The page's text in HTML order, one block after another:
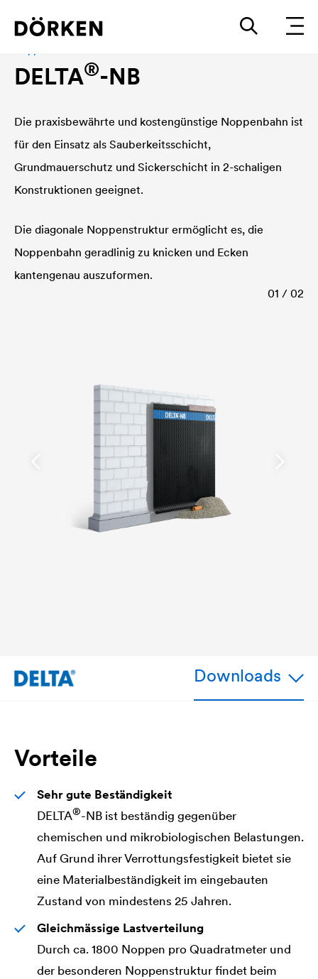
DELTA®-NB
Die praxisbewährte und kostengünstige Noppenbahn ist
für den Einsatz als Sauberkeitsschicht,
Grundmauerschutz und Sickerschicht in 2-schaligen
Konstruktionen geeignet.
Die diagonale Noppenstruktur ermöglicht es, die
Noppenbahn geradlinig zu knicken und Ecken
kantengenau auszuformen.
01 / 02
Downloads
Vorteile
Sehr gute Beständigkeit
DELTA®-NB ist beständig gegenüber
chemischen und mikrobiologischen Belastungen.
Auf Grund ihrer Verrottungsfestigkeit bietet sie
eine Materialbeständigkeit im eingebauten
Zustand von mindestens 25 Jahren.
Gleichmässige Lastverteilung
Durch ca. 1800 Noppen pro Quadratmeter und
der besonderen Noppenstruktur findet beim